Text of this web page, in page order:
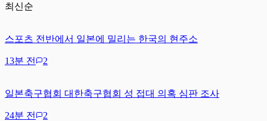
최신순
스포츠 전반에서 일본에 밀리는 한국의 현주소
13분 전 2
일본축구협회 대한축구협회 성 접대 의혹 심판 조사
24분 전 2